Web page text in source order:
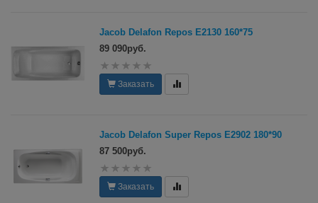
Jacob Delafon Repos E2130 160*75
89 090руб.
Заказать
Jacob Delafon Super Repos E2902 180*90
87 500руб.
Заказать